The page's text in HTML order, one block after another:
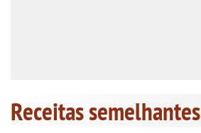
Receitas semelhantes